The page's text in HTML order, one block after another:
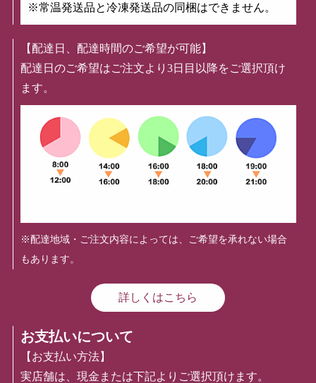
※常温発送品と冷凍発送品の同梱はできません。
【配達日、配達時間のご希望が可能】
配達日のご希望はご注文より3日目以降をご選択頂け
ます。
※配達地域・ご注文内容によっては、ご希望を承れない場合
もあります。
詳しくはこちら
お支払いについて
【お支払い方法】
実店舗は、現金または下記よりご選択頂けます。